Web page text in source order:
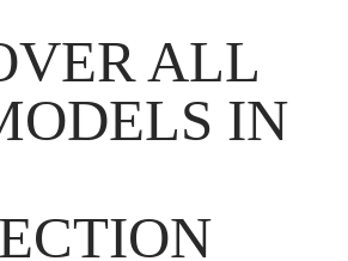
ALL
IN